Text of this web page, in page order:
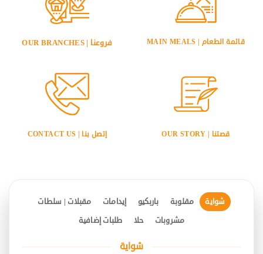
قائمة الطعام | MAIN MEALS فروعنا | OUR BRANCHES
قصتنا | OUR STORY إتصل بنا | CONTACT US
شواية مقلوبة باربكيو إيدامات
مقبلات | سلطات
مشروبات
حلا طلبات إضافية
شواية